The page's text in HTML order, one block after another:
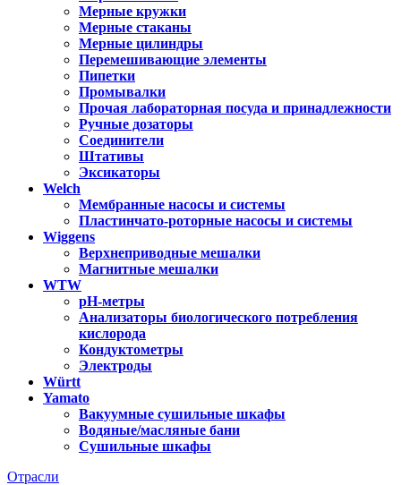
Мерные кружки
Мерные стаканы
Мерные цилиндры
Перемешивающие элементы
Пипетки
Промывалки
Прочая лабораторная посуда и принадлежности
Ручные дозаторы
Соединители
Штативы
Эксикаторы
Welch
Мембранные насосы и системы
Пластинчато-роторные насосы и системы
Wiggens
Верхнеприводные мешалки
Магнитные мешалки
WTW
pH-метры
Анализаторы биологического потребления
кислорода
Кондуктометры
Электроды
Württ
Yamato
Вакуумные сушильные шкафы
Водяные/масляные бани
Сушильные шкафы
Отрасли